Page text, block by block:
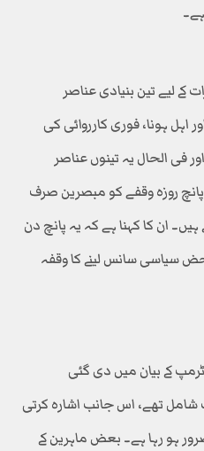
کے لیے تین بنیادی عناصر
اہل ہونا، فوری کارروائی کی
فی الحال یہ تینوں عناصر
روزہ وقفے کو مبصرین صرف
ان کا کہنا ہے کہ یہ پانچ دن
سیاسی سانس لینے کا وقفہ
کے بیان میں دی گئی
تھے، اس جانب اشارہ کرتی
ہو رہا ہے۔ بعض ماہرین کے